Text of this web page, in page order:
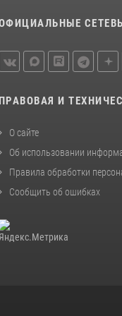
20 июля
неделю
ПРАВОВАЯ И
О сайте
Об использовании
Правила обработки
Сообщить об ошибках